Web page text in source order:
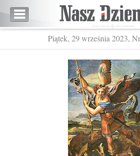
Piątek, 29 września 2023,